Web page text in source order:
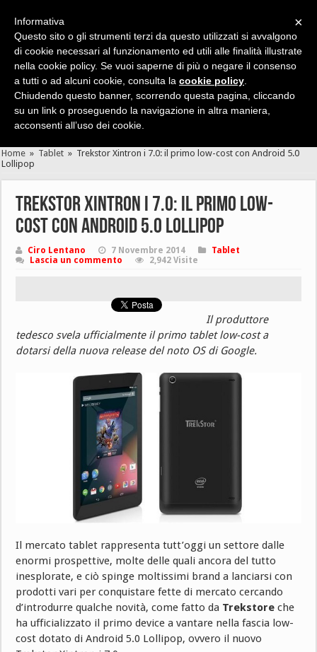
Cerca velocemente news, recensioni, guide, app, giochi ...
Home » Tablet » Trekstor Xintron i 7.0: il primo low-cost con Android 5.0
Lollipop
Trekstor Xintron i 7.0: il primo low-
cost con Android 5.0 Lollipop
Ciro Lentano 7 Novembre 2014
Tablet
Lascia un commento
2,942 Visite
Il produttore
tedesco svela ufficialmente il primo tablet low-cost a
dotarsi della nuova release del noto OS di Google.
Il mercato tablet rappresenta tutt’oggi un settore dalle
enormi prospettive, molte delle quali ancora del tutto
inesplorate, e ciò spinge moltissimi brand a lanciarsi con
prodotti vari per conquistare fette di mercato cercando
d’introdurre qualche novità, come fatto da Trekstore che
ha ufficializzato il primo device a vantare nella fascia low-
cost dotato di Android 5.0 Lollipop, ovvero il nuovo
×
Informativa
Questo sito o gli strumenti terzi da questo utilizzati si avvalgono
di cookie necessari al funzionamento ed utili alle finalità illustrate
nella cookie policy. Se vuoi saperne di più o negare il consenso
a tutti o ad alcuni cookie, consulta la cookie policy
Chiudendo questo banner, scorrendo questa pagina, cliccando
su un link o proseguendo la navigazione in altra maniera,
acconsenti all’uso dei cookie.